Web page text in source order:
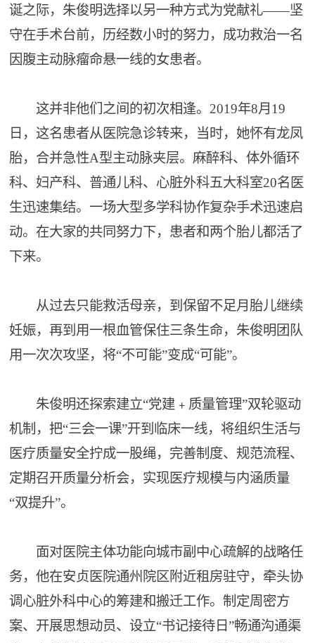
诞之际，朱俊明选择以另一种方式为党献礼——坚
守在手术台前，历经数小时的努力，成功救治一名
因腹主动脉瘤命悬一线的女患者。
这并非他们之间的初次相逢。2019年8月19
日，这名患者从医院急诊转来，当时，她怀有龙凤
胎，合并急性A型主动脉夹层。麻醉科、体外循环
科、妇产科、普通儿科、心脏外科五大科室20名医
生迅速集结。一场大型多学科协作复杂手术迅速启
动。在大家的共同努力下，患者和两个胎儿都活了
下来。
从过去只能救活母亲，到保留不足月胎儿继续
妊娠，再到用一根血管保住三条生命，朱俊明团队
用一次次攻坚，将“不可能”变成“可能”。
朱俊明还探索建立“党建﹢质量管理”双轮驱动
机制，把“三会一课”开到临床一线，将组织生活与
医疗质量安全拧成一股绳，完善制度、规范流程、
定期召开质量分析会，实现医疗规模与内涵质量
“双提升”。
面对医院主体功能向城市副中心疏解的战略任
务，他在安贞医院通州院区附近租房驻守，牵头协
调心脏外科中心的筹建和搬迁工作。制定周密方
案、开展思想动员、设立“书记接待日”畅通沟通渠